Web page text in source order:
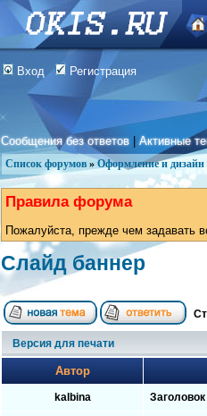
Вход Регистрация
Сообщения без ответов |Активные
Список форумов » Оформление и дизайн
Правила форума
Пожалуйста, прежде чем задавать
Слайд баннер
Версия для печати
Автор
kalbina